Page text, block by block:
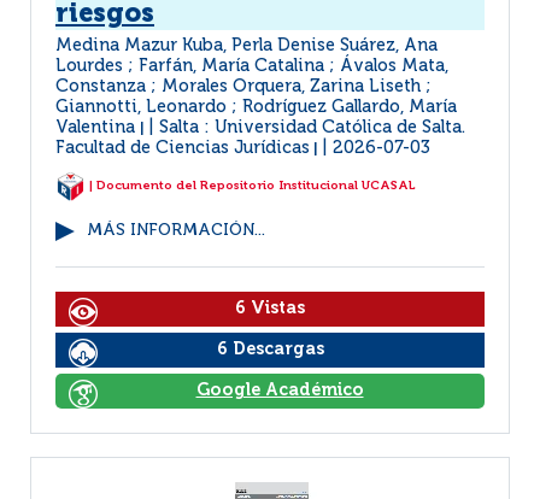
riesgos
Medina Mazur Kuba, Perla Denise Suárez, Ana
Lourdes ; Farfán, María Catalina ; Ávalos Mata,
Constanza ; Morales Orquera, Zarina Liseth ;
Giannotti, Leonardo ; Rodríguez Gallardo, María
Valentina
Salta : Universidad Católica de Salta.
Facultad de Ciencias Jurídicas
2026-07-03
| Documento del Repositorio Institucional UCASAL
MÁS INFORMACIÓN...
6 Vistas
6 Descargas
Google Académico